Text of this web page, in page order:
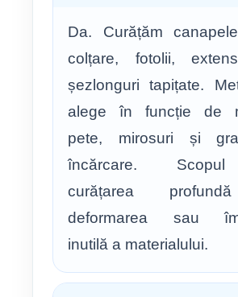
Da. Curățăm
colțare, fotolii,
șezlonguri tapițate.
alege în funcție de
pete, mirosuri și
încărcare.
curățarea
deformarea sau
inutilă a materialului.